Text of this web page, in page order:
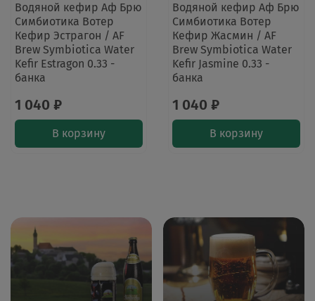
Водяной кефир Аф Брю
Симбиотика Вотер
Кефир Эстрагон / AF
Brew Symbiotica Water
Kefir Estragon 0.33 -
банка
1 040 ₽
В корзину
Водяной кефир Аф Брю
Симбиотика Вотер
Кефир Жасмин / AF
Brew Symbiotica Water
Kefir Jasmine 0.33 -
банка
1 040 ₽
В корзину